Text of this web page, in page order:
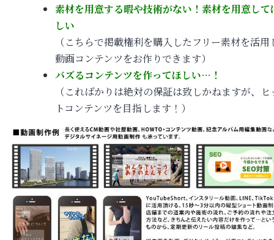
素材を用意する暇や技術がない！素材を用意して
しい
（こちらで掲載権利を購入したフリー素材を活用
動画コンテンツをお作りできます）
バズるコンテンツを作ってほしい…！
（こればかりは絶対の保証は致しかねますが、ヒ
トコンテンツを目指します！）